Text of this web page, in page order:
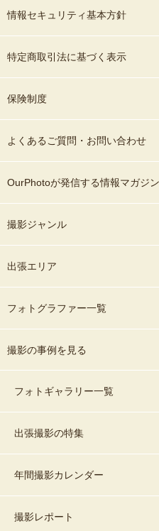
情報セキュリティ基本方針
特定商取引法に基づく表示
保険制度
よくあるご質問・お問い合わせ
OurPhotoが発信する情報マガジ
撮影ジャンル
出張エリア
フォトグラファー一覧
撮影の事例を見る
フォトギャラリー一覧
出張撮影の特集
年間撮影カレンダー
撮影レポート